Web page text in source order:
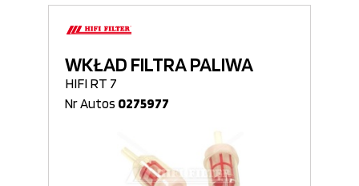
WKŁAD FILTRA PALIWA
HIFI RT 7
Nr Autos 0275977